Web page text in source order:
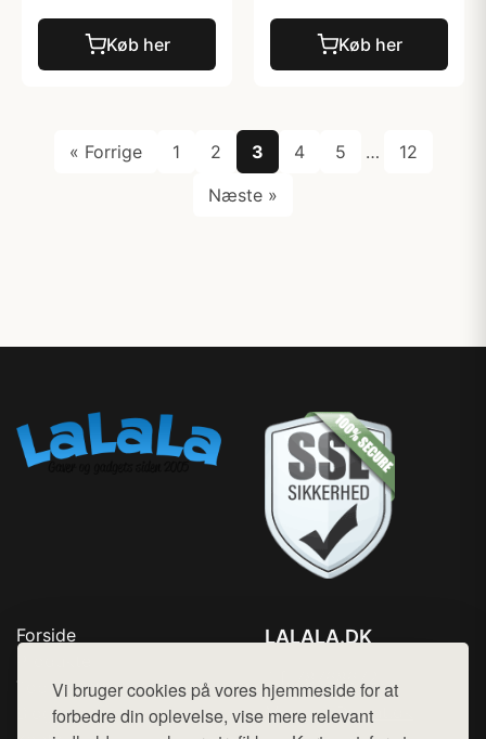
Vi bruger cookies på vores hjemmeside for at
forbedre din oplevelse, vise mere relevant
Køb her Køb her
« Forrige 1 2 3 4 5 …
12
Næste »
Forside
Top Rabatter
Blog
LALALA.DK
Mail: hej@want.dk